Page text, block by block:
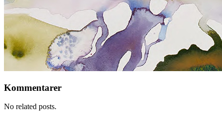
Kommentarer
No related posts.